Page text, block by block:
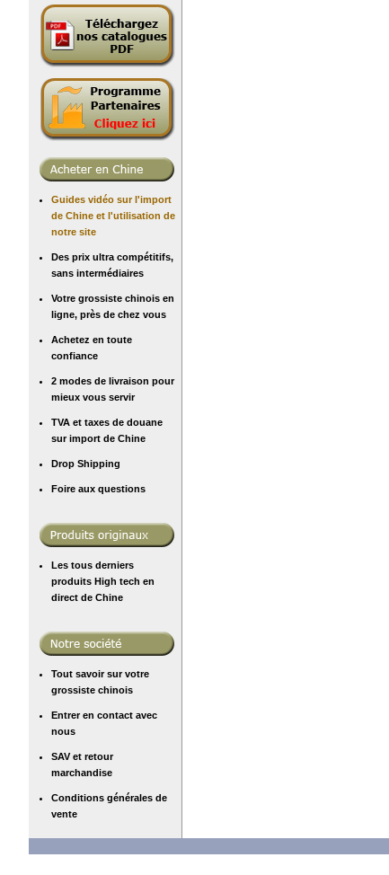
Guides vidéo sur l'import
de Chine et l'utilisation de
notre site
Des prix ultra compétitifs,
sans intermédiaires
Votre grossiste chinois en
ligne, près de chez vous
Achetez en toute
confiance
2 modes de livraison pour
mieux vous servir
TVA et taxes de douane
sur import de Chine
Drop Shipping
Foire aux questions
Les tous derniers
produits High tech en
direct de Chine
Tout savoir sur votre
grossiste chinois
Entrer en contact avec
nous
SAV et retour
marchandise
Conditions générales de
vente